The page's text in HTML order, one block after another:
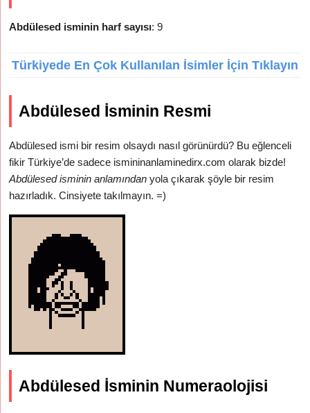
Abdülesed isminin harf sayısı: 9
Türkiyede En Çok Kullanılan İsimler İçin Tıklayın
Abdülesed İsminin Resmi
Abdülesed ismi bir resim olsaydı nasıl görünürdü? Bu eğlenceli
fikir Türkiye’de sadece ismininanlaminedirx.com olarak bizde!
Abdülesed isminin anlamından yola çıkarak şöyle bir resim
hazırladık. Cinsiyete takılmayın. =)
Abdülesed İsminin Numeraolojisi